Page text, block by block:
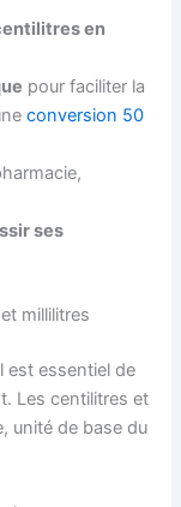
en
pour faciliter la
conversion 50
ses
millilitres
est essentiel de
Les centilitres et
unité de base du